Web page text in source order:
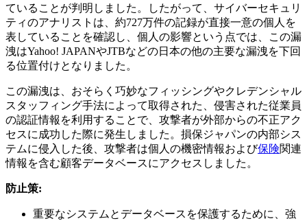
ていることが判明しました。したがって、サイバーセキュリ
ティのアナリストは、約727万件の記録が直接一意の個人を
表していることを確認し、個人の影響という点では、この漏
洩はYahoo! JAPANやJTBなどの日本の他の主要な漏洩を下回
る位置付けとなりました。
この漏洩は、おそらく巧妙なフィッシングやクレデンシャル
スタッフィング手法によって取得された、侵害された従業員
の認証情報を利用することで、攻撃者が外部からの不正アク
セスに成功した際に発生しました。損保ジャパンの内部シス
テムに侵入した後、攻撃者は個人の機密情報および保険関連
情報を含む顧客データベースにアクセスしました。
防止策:
重要なシステムとデータベースを保護するために、強